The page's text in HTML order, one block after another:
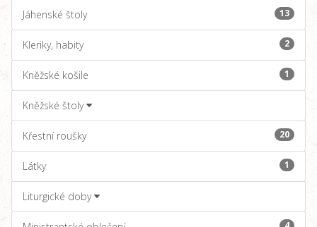
Jáhenské štoly 13
Kleriky, habity 2
Kněžské košile 1
Kněžské štoly
Křestní roušky 20
Látky 1
Liturgické doby